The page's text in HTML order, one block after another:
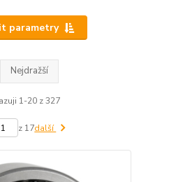
parametry
Nejdražší
1-20 z 327
z 17další